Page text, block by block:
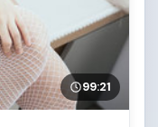
99:21